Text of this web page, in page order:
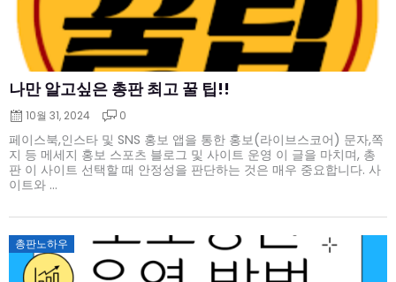
나만 알고싶은 총판 최고 꿀 팁!!
10월 31, 2024 0
페이스북,인스타 및 SNS 홍보 앱을 통한 홍보(라이브스코어) 문자,쪽
지 등 메세지 홍보 스포츠 블로그 및 사이트 운영 이 글을 마치며, 총
판 이 사이트 선택할 때 안정성을 판단하는 것은 매우 중요합니다. 사
이트와 ...
총판노하우
Posted
on